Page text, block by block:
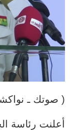
( صوتك ـ
أعلنت رئاسة